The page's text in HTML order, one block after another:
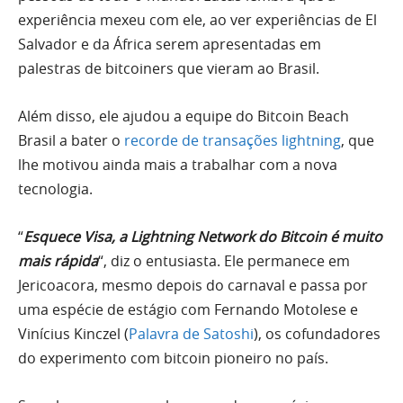
experiência mexeu com ele, ao ver experiências de El
Salvador e da África serem apresentadas em
palestras de bitcoiners que vieram ao Brasil.
Além disso, ele ajudou a equipe do Bitcoin Beach
Brasil a bater o recorde de transações lightning, que
lhe motivou ainda mais a trabalhar com a nova
tecnologia.
“Esquece Visa, a Lightning Network do Bitcoin é muito
mais rápida“, diz o entusiasta. Ele permanece em
Jericoacora, mesmo depois do carnaval e passa por
uma espécie de estágio com Fernando Motolese e
Vinícius Kinczel (Palavra de Satoshi), os cofundadores
do experimento com bitcoin pioneiro no país.